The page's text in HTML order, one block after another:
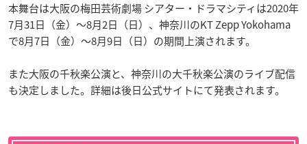
本舞台は大阪の梅田芸術劇場 シアター・ドラマシティは2020年
7月31日（金）〜8月2日（日）、神奈川のKT Zepp Yokohama
で8月7日（金）〜8月9日（日）の期間上演されます。
また大阪の千秋楽公演と、神奈川の大千秋楽公演のライブ配信
も決定しました。詳細は後日公式サイトにて発表されます。